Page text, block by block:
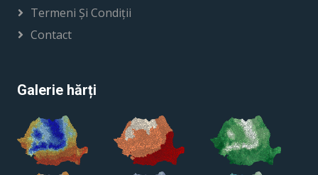
Termeni Și Condiții
Contact
Galerie hărți